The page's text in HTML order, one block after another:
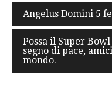
articoli
Angelus Domini 5
Possa il Super
segno di pace,
mondo.